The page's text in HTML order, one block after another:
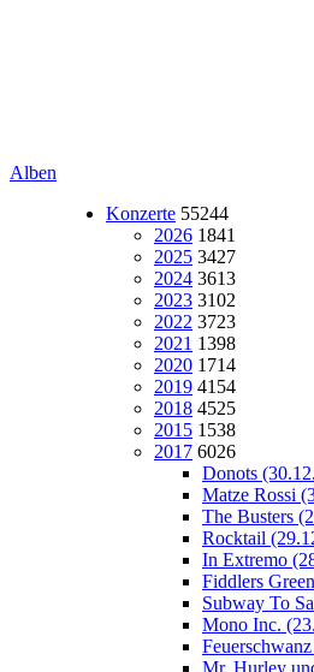
Alben
Konzerte 55244
2026 1841
2025 3427
2024 3613
2023 3102
2022 3723
2021 1398
2020 1714
2019 4154
2018 4525
2015 1538
2017 6026
Donots
Matze Rossi
The Busters
Rocktail
In Extremo
Fiddlers
Subway To
Mono Inc.
Mr. Hurley